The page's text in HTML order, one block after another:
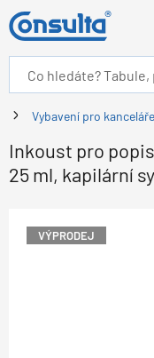
Vybavení pro kanceláře
Inkoust pro
25 ml, kapilární
VÝPRODEJ